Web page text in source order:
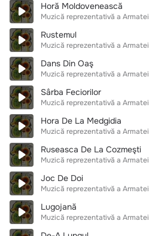
Horă Moldovenească
Muzică reprezentativă a Armatei
Rustemul
Muzică reprezentativă a Armatei
Dans Din Oaş
Muzică reprezentativă a Armatei
Sârba Feciorilor
Muzică reprezentativă a Armatei
Hora De La Medgidia
Muzică reprezentativă a Armatei
Ruseasca De La Cozmeşti
Muzică reprezentativă a Armatei
Joc De Doi
Muzică reprezentativă a Armatei
Lugojană
Muzică reprezentativă a Armatei